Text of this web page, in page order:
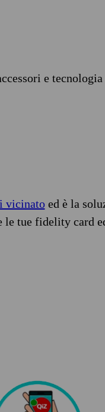
e tecnologia
vicinatoed è la
tue fidelity card